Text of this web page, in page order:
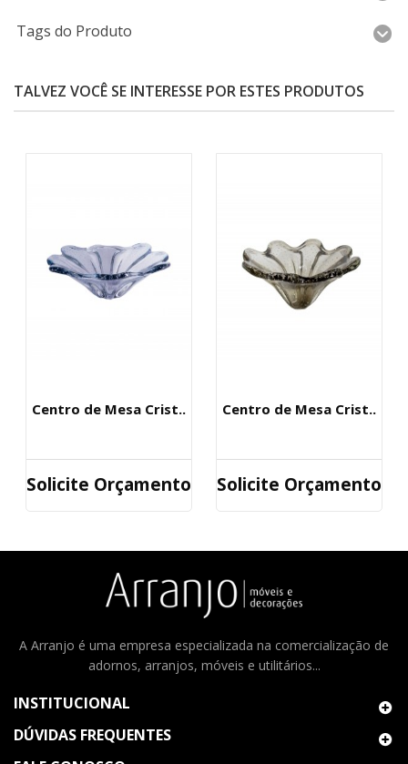
Tags do Produto
TALVEZ VOCÊ SE INTERESSE POR ESTES PRODUTOS
Centro de Mesa Crist..
Solicite Orçamento
Centro de Mesa Crist..
Solicite Orçamento
A Arranjo é uma empresa especializada na comercialização de
adornos, arranjos, móveis e utilitários...
INSTITUCIONAL
DÚVIDAS FREQUENTES